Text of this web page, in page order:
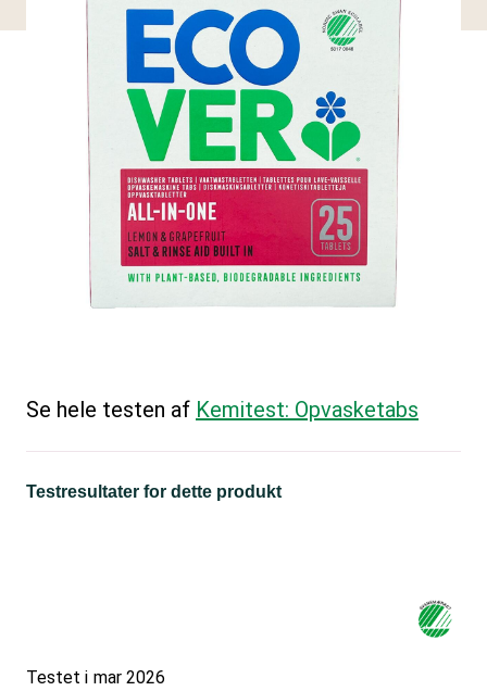
Se hele testen af Kemitest: Opvasketabs
Testresultater for dette produkt
Testet i mar 2026